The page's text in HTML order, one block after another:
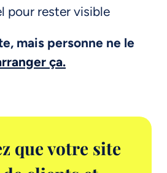
pour rester visible
mais personne ne le
ça.
que votre site